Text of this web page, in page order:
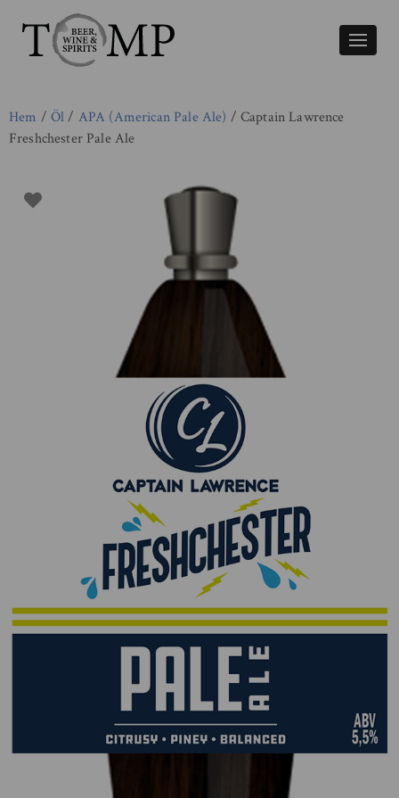
Växla
Hem / Öl/ APA (American Pale Ale) / Captain Lawrence
Freshchester Pale Ale